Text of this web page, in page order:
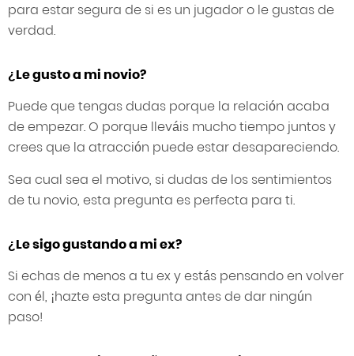
para estar segura de si es un jugador o le gustas de
verdad.
¿Le gusto a mi novio?
Puede que tengas dudas porque la relación acaba
de empezar. O porque lleváis mucho tiempo juntos y
crees que la atracción puede estar desapareciendo.
Sea cual sea el motivo, si dudas de los sentimientos
de tu novio, esta pregunta es perfecta para ti.
¿Le sigo gustando a mi ex?
Si echas de menos a tu ex y estás pensando en volver
con él, ¡hazte esta pregunta antes de dar ningún
paso!